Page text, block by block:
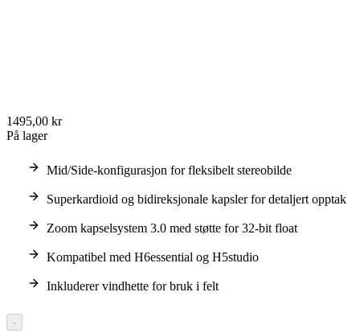
1495,00 kr
På lager
Mid/Side-konfigurasjon for fleksibelt stereobilde
Superkardioid og bidireksjonale kapsler for detaljert opptak
Zoom kapselsystem 3.0 med støtte for 32-bit float
Kompatibel med H6essential og H5studio
Inkluderer vindhette for bruk i felt
-